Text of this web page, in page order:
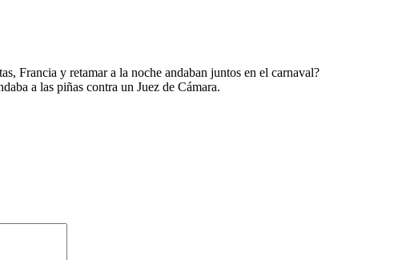
Francia y retamar a la noche andaban juntos en el carnaval?
a las piñas contra un Juez de Cámara.